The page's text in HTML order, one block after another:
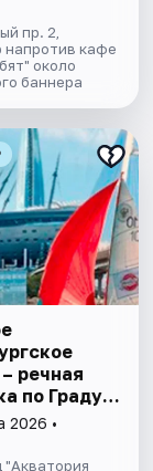
пр. 2,
напротив кафе
около
баннера
речная
пo Граду
с
и живой
2026 •
"Акватория